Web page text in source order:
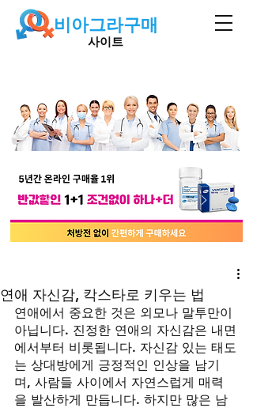
비아그라구매
사이트
연애 자신감, 칵스타로 키우는 법
연애에서 중요한 것은 외모나 말투만이
아닙니다. 진정한 연애의 자신감은 내면
에서부터 비롯됩니다. 자신감 있는 태도
는 상대방에게 긍정적인 인상을 남기
며, 사람들 사이에서 자연스럽게 매력
을 발산하게 만듭니다. 하지만 많은 남